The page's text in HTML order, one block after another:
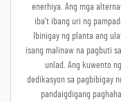
enerhiya. Ang mga
iba't ibang uri ng
Ibinigay ng planta ang
isang malinaw na pagbuti
unlad. Ang kuwento
dedikasyon sa pagbibigay
pandaigdigang